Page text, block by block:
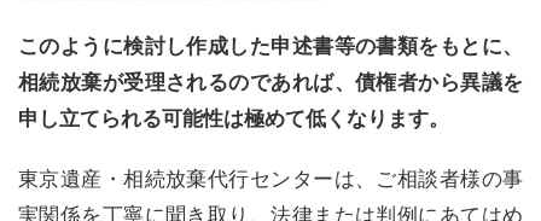
このように検討し作成した申述書等の書類をもとに、
相続放棄が受理されるのであれば、債権者から異議を
申し立てられる可能性は極めて低くなります。
東京遺産・相続放棄代行センターは、ご相談者様の事
実関係を丁寧に聞き取り、法律または判例にあてはめ